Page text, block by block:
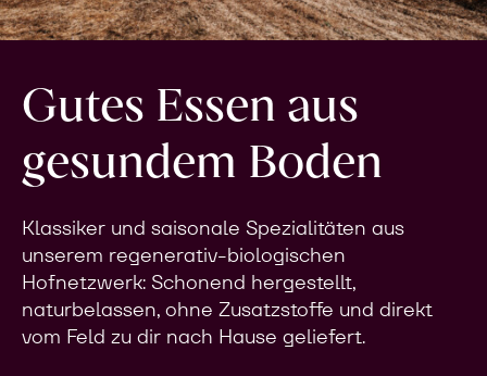
Gutes Essen aus
gesundem Boden
Klassiker und saisonale Spezialitäten aus
unserem regenerativ-biologischen
Hofnetzwerk: Schonend hergestellt,
naturbelassen, ohne Zusatzstoffe und direkt
vom Feld zu dir nach Hause geliefert.